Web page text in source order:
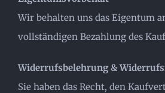
Wir behalten uns das Eigentum
vollständigen Bezahlung des
Widerrufsbelehrung &
Sie haben das Recht, den